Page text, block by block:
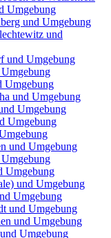
Umgebung
und Umgebung
und
und Umgebung
Umgebung
und Umgebung
Umgebung
Umgebung
und Umgebung
Umgebung
und Umgebung
Umgebung
und Umgebung
und Umgebung
Umgebung